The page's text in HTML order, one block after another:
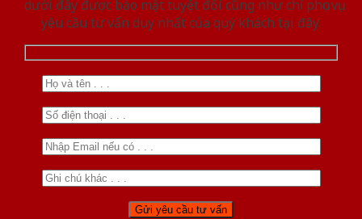
dưới đây được bảo mật tuyệt đối cũng như chỉ phục vụ
yêu cầu tư vấn duy nhất của quý khách tại đây.